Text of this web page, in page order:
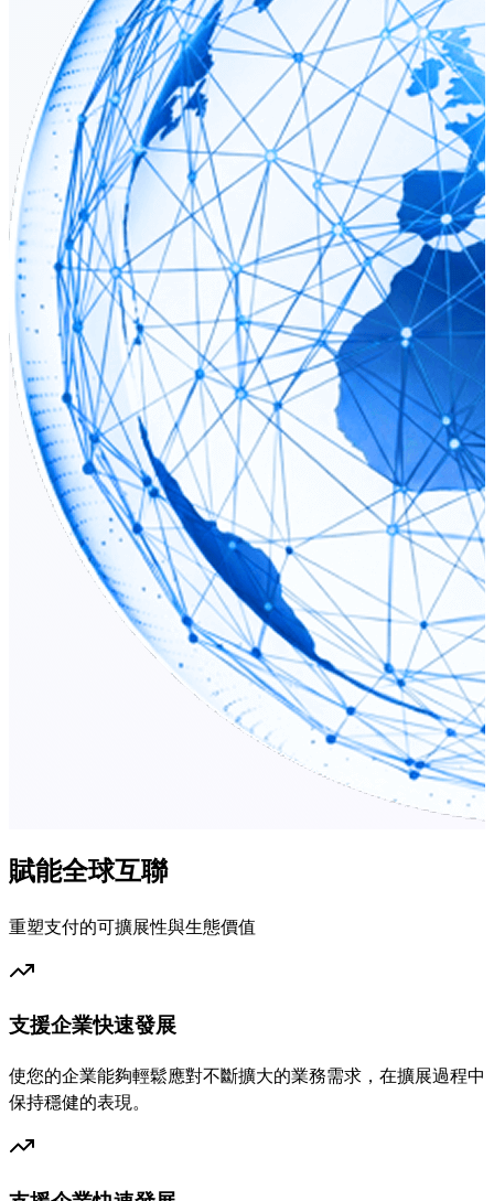
賦能全球互聯
重塑支付的可擴展性與生態價值
支援企業快速發展
使您的企業能夠輕鬆應對不斷擴大的業務需求，在擴展過程中
保持穩健的表現。